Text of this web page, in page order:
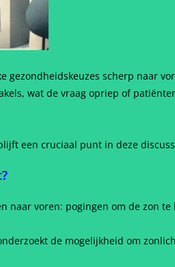
gezondheidskeuzes scherp naar
wat de vraag opriep of
een cruciaal punt in deze
naar voren: pogingen om de zon
de mogelijkheid om